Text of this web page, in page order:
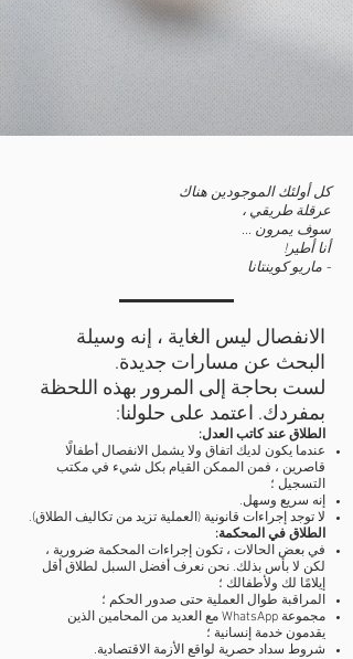
كل أولئك الموجودين هناك
عرقلة طريقي ،
سوف يمرون ...
أنا أطير!
- ماريو كوينتانا
الانفصال ليس الغاية ، إنه وسيلة
البحث عن مسارات جديدة.
لست بحاجة إلى المرور بهذه اللحظة
بمفردك. اعتمد على حلولنا:
الطلاق عند كاتب العدل:
عندما يكون لديك اتفاق ولا يشمل الانفصال أطفالًا
قاصرين ، فمن الممكن القيام بكل شيء في مكتب
التسجيل ؛
إنه سريع وسهل.
لا توجد إجراءات قانونية (العملية تزيد من تكاليف الطلاق).
الطلاق في المحكمة:
في بعض الحالات ، تكون إجراءات المحكمة ضرورية ،
لكن لا بأس بذلك. نحن نعرف أفضل السبل لطلاق أقل
إيلامًا لك ولأطفالك ؛
المراقبة طوال العملية حتى صدور الحكم ؛
مجموعة WhatsApp مع العديد من المحامين الذين
يقدمون خدمة إنسانية ؛
شروط سداد حصرية لواقع الأزمة الاقتصادية.